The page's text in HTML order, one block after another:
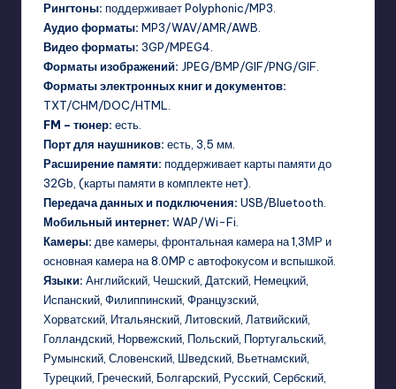
Рингтоны: поддерживает Polyphonic/MP3.
Аудио форматы: MP3/WAV/AMR/AWB.
Видео форматы: 3GP/MPEG4.
Форматы изображений: JPEG/BMP/GIF/PNG/GIF.
Форматы электронных книг и документов:
TXT/CHM/DOC/HTML.
FM – тюнер: есть.
Порт для наушников: есть, 3,5 мм.
Расширение памяти: поддерживает карты памяти до
32Gb, (карты памяти в комплекте нет).
Передача данных и подключения: USB/Bluetooth.
Мобильный интернет: WAP/Wi-Fi.
Камеры: две камеры, фронтальная камера на 1,3МР и
основная камера на 8.0MP с автофокусом и вспышкой.
Языки: Английский, Чешский, Датский, Немецкий,
Испанский, Филиппинский, Французский,
Хорватский, Итальянский, Литовский, Латвийский,
Голландский, Норвежский, Польский, Португальский,
Румынский, Словенский, Шведский, Вьетнамский,
Турецкий, Греческий, Болгарский, Русский, Сербский,